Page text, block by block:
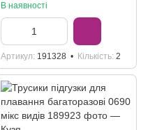
В наявності
Артикул 191328 Кількість 2